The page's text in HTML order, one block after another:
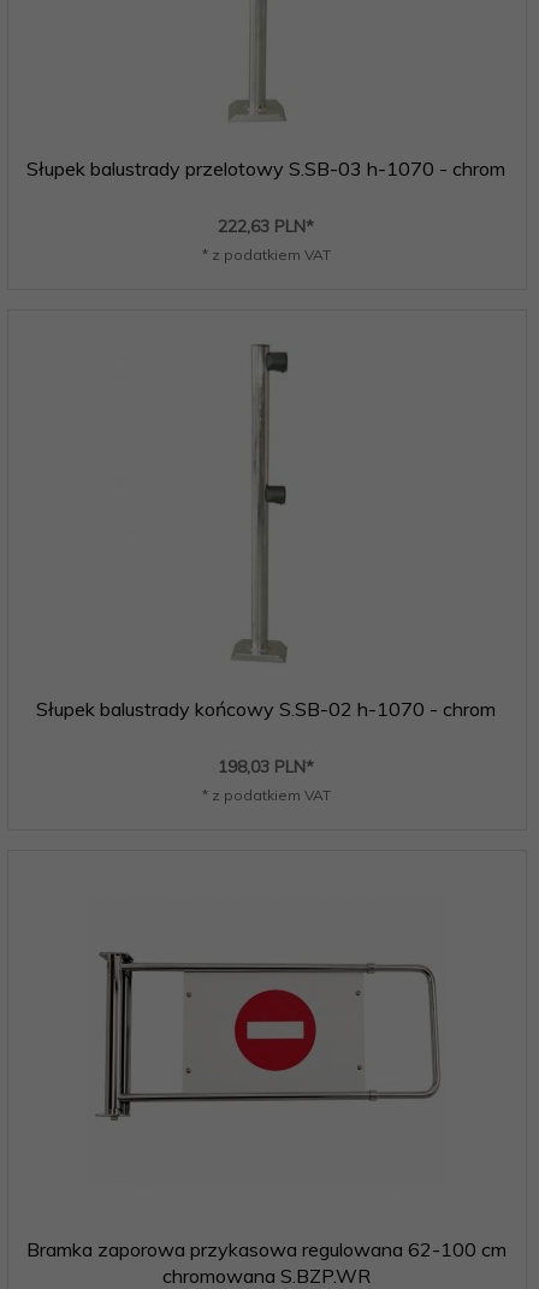
Słupek balustrady przelotowy S.SB-03 h-1070 - chrom
222,63 PLN*
* z podatkiem VAT
Słupek balustrady końcowy S.SB-02 h-1070 - chrom
198,03 PLN*
* z podatkiem VAT
Bramka zaporowa przykasowa regulowana 62-100 cm
chromowana S.BZP.WR